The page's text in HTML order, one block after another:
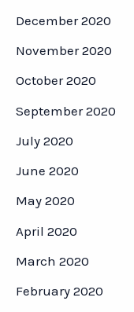
December 2020
November 2020
October 2020
September 2020
July 2020
June 2020
May 2020
April 2020
March 2020
February 2020